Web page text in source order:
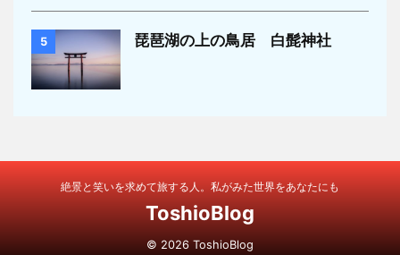
5 琵琶湖の上の鳥居 白髭神社
絶景と笑いを求めて旅する人。私がみた世界をあなたにも
ToshioBlog
© 2026 ToshioBlog